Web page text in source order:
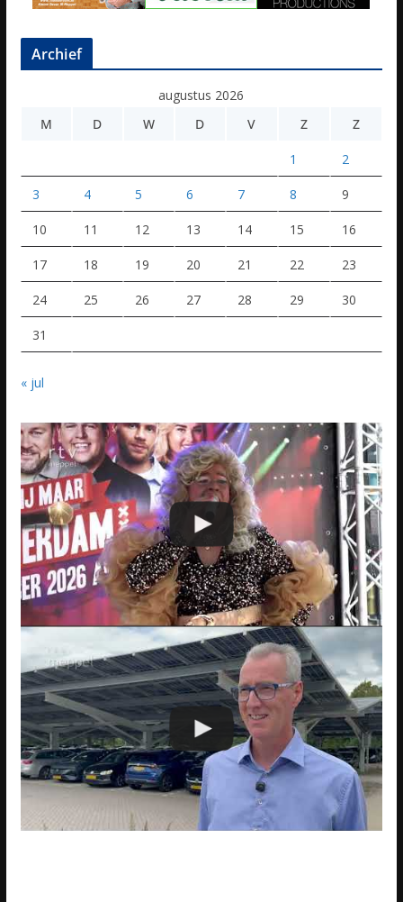
Archief
augustus 2026
M
D W D V Z Z
1 2
3 4 5 6 7 8 9
10 11 12 13 14 15 16
17 18 19 20 21 22 23
24 25 26 27 28 29 30
31
« jul